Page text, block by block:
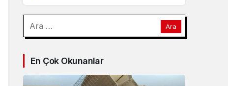
Gece modunu seçin.
En Çok Okunanlar